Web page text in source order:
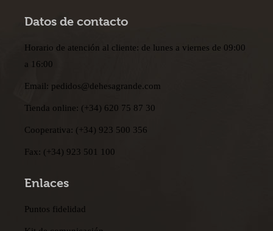
Datos de contacto
Horario de atención al cliente: de lunes a viernes de 09:00
a 16:00
Email: pedidos@dehesagrande.com
Tienda online: (+34) 620 75 87 30
Cooperativa: (+34) 923 500 356
Fax: (+34) 923 501 100
Enlaces
Puntos fidelidad